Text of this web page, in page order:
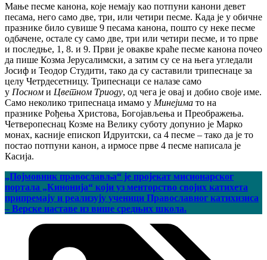
Мање песме канона, које немају као потпуни канони девет
песама, него само две, три, или четири песме. Када је у обичне
празнике било сувише 9 песама канона, пошто су неке песме
одбачене, остале су само две, три или четири песме, и то прве
и последње, 1, 8. и 9. Први је овакве краће песме канона почео
да пише Козма Јерусалимски, а затим су се на њега угледали
Јосиф и Теодор Студити, тако да су саставили трипеснаце за
целу Четрдесетницу. Трипеснаци се налазе само
у Посном и Цветном Триоду, од чега је овај и добио своје име.
Само неколико трипеснаца имамо у Минејима то на
празнике Рођења Христова, Богојављења и Преображења.
Четверопеснац Козме на Велику суботу допунио је Марко
монах, касније епископ Идруитски, са 4 песме – тако да је то
постао потпуни канон, а ирмосе прве 4 песме написала је
Касија.
„Појмовник православља“ је пројекат мисионарског
портала „Кинонија“ који уз менторство својих катихета
припремају и реализују ученици Православног катихизиса
– Верске наставе из више средњих школа.